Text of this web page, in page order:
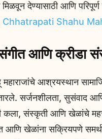
मिळवून देण्यासाठी आणि
Chhatrapati Shahu
आणि क्रीडा
महाराजांचे आश्रयस्थान
सर्जनशीलता, सुसंवाद
कला, संस्कृती आणि खेळांचे
आणि खेळांना सक्रियपणे